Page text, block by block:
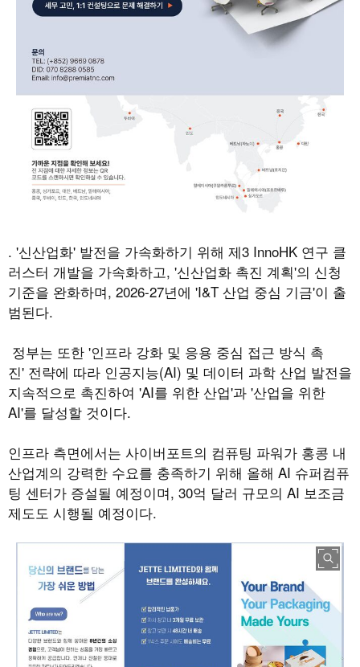
. '신산업화' 발전을 가속화하기 위해 제3 InnoHK 연구 클
러스터 개발을 가속화하고, '신산업화 촉진 계획'의 신청
기준을 완화하며, 2026-27년에 'I&T 산업 중심 기금'이 출
범된다.
정부는 또한 '인프라 강화 및 응용 중심 접근 방식 촉
진' 전략에 따라 인공지능(AI) 및 데이터 과학 산업 발전을
지속적으로 촉진하여 'AI를 위한 산업'과 '산업을 위한
AI'를 달성할 것이다.
인프라 측면에서는 사이버포트의 컴퓨팅 파워가 홍콩 내
산업계의 강력한 수요를 충족하기 위해 올해 AI 슈퍼컴퓨
팅 센터가 증설될 예정이며, 30억 달러 규모의 AI 보조금
제도도 시행될 예정이다.